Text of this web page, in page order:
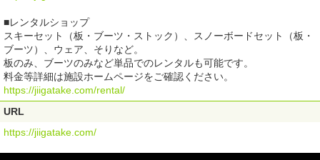
■レンタルショップ
スキーセット（板・ブーツ・ストック）、スノーボードセット（板・
ブーツ）、ウェア、そりなど。
板のみ、ブーツのみなど単品でのレンタルも可能です。
料金等詳細は施設ホームページをご確認ください。
https://jiigatake.com/rental/
URL
https://jiigatake.com/